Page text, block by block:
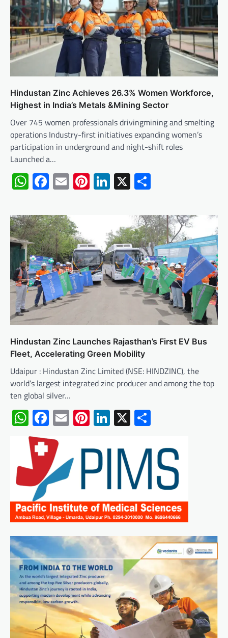
Hindustan Zinc Achieves 26.3% Women Workforce,
Highest in India’s Metals &Mining Sector
Over 745 women professionals drivingmining and smelting
operations Industry-first initiatives expanding women’s
participation in underground and night-shift roles
Launched a…
WhatsApp
Facebook
EmailPinterest
LinkedIn
X
Hindustan Zinc Launches Rajasthan’s First EV Bus
Fleet, Accelerating Green Mobility
Udaipur : Hindustan Zinc Limited (NSE: HINDZINC), the
world’s largest integrated zinc producer and among the top
ten global silver…
WhatsApp
Facebook
EmailPinterest
LinkedIn
X